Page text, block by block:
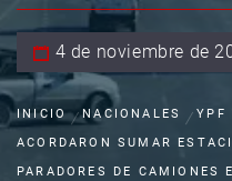
4 de noviembre de
INICIO NACIONALES
YPF
ACORDARON SUMAR
PARADORES DE CAMIONES